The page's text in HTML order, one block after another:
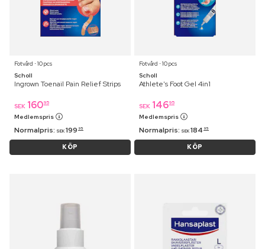
Fotvård ⋅ 10 pcs
Scholl
Ingrown Toenail Pain Relief Strips
SEK 16095
Medlemspris
Normalpris: SEK 199 95
KÖP
Fotvård ⋅ 10 pcs
Scholl
Athlete's Foot Gel 4in1
SEK 14695
Medlemspris
Normalpris: SEK 184 95
KÖP